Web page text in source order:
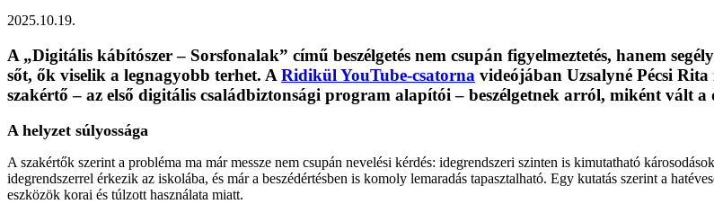
2025.10.19.
A „Digitális kábítószer – Sorsfonalak” című beszélgetés nem csupán figyelmeztetés, hanem
sőt, ők viselik a legnagyobb terhet. A Ridikül YouTube-csatorna videójában Uzsalyné Pécsi
szakértő – az első digitális családbiztonsági program alapítói – beszélgetnek arról, miként vált
A helyzet súlyossága
A szakértők szerint a probléma ma már messze nem csupán nevelési kérdés: idegrendszeri szinten is kimutatható
idegrendszerrel érkezik az iskolába, és már a beszédértésben is komoly lemaradás tapasztalható. Egy kutatás szerint a
eszközök korai és túlzott használata miatt.